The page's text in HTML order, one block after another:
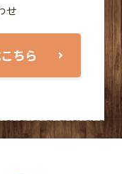
せ
ちら